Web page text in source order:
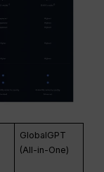
GlobalGPT
(All-in-One)